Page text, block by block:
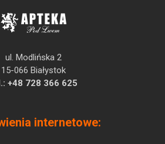
ul. Modlińska 2
15-066 Białystok
+48 728 366 625
internetowe: